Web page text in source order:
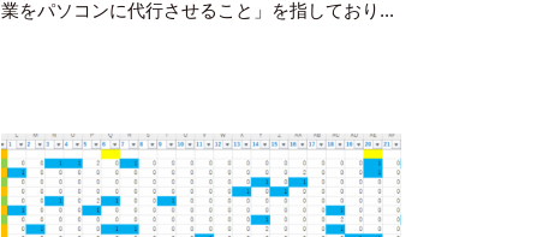
業をパソコンに代行させること」を指しており...